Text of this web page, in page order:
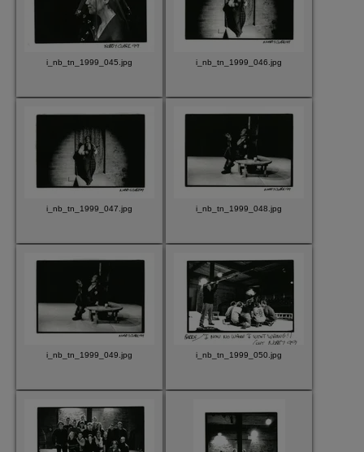
i_nb_tn_1999_045.jpg i_nb_tn_1999_046.jpg
i_nb_tn_1999_047.jpg i_nb_tn_1999_048.jpg
i_nb_tn_1999_049.jpg i_nb_tn_1999_050.jpg